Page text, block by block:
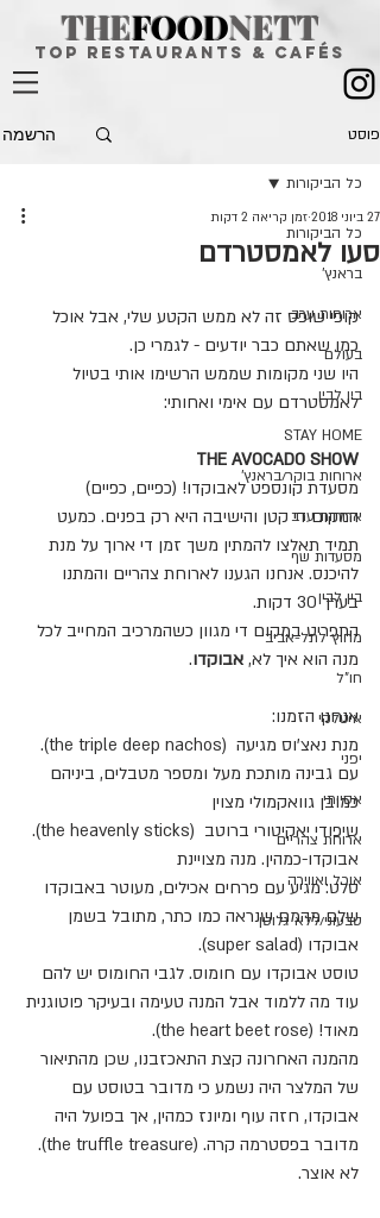
THEFOODNETT
top restaurants & CAFÉS
פוסט הרשמה
כל הביקורות
בראנץ'
ארוחות ערב
בעולם
בין לבין
STAY HOME
ארוחות בוקר/בראנץ'
ארוחות ערב
מסעדות שף
בין לבין
מחוץ לתל-אביב
חו"ל
איטלקי
יפני
אסייתי
ארוחת צהריים
אוכל ואווירה
טבעוני/ללא גלוטן
כל הביקורות
סעו לאמסטרדם
27 ביוני 2018 זמן קריאה 2 דקות
קופי שופס זה לא ממש הקטע שלי, אבל אוכל
כמו שאתם כבר יודעים - לגמרי כן.
היו שני מקומות שממש הרשימו אותי בטיול
לאמסטרדם עם אימי ואחותי:
THE AVOCADO SHOW
מסעדת קונספט לאבוקדו! (כפיים, כפיים)
המקום די קטן והישיבה היא רק בפנים. כמעט
תמיד תאלצו להמתין משך זמן די ארוך על מנת
להיכנס. אנחנו הגענו לארוחת צהריים והמתנו
בערך 30 דקות.
התפריט במקום די מגוון כשהמרכיב המחייב לכל
מנה הוא איך לא, אבוקדו.
אנחנו הזמנו:
עם גבינה מותכת מעל ומספר מטבלים, ביניהם
כמובן גוואקמולי מצוין
.(the heavenly sticks) שיפודי יאקיטורי ברוטב
אבוקדו-כמהין. מנה מצויינת
סלט: מגיע עם פרחים אכילים, מעוטר באבוקדו
שלם מהמם שנראה כמו כתר, מתובל בשמן
אבוקדו (super salad).
טוסט אבוקדו עם חומוס. לגבי החומוס יש להם
עוד מה ללמוד אבל המנה טעימה ובעיקר פוטוגנית
מאוד! (the heart beet rose).
מהמנה האחרונה קצת התאכזבנו, שכן מהתיאור
של המלצר היה נשמע כי מדובר בטוסט עם
אבוקדו, חזה עוף ומיונז כמהין, אך בפועל היה
מדובר בפסטרמה קרה. (the truffle treasure).
לא אוצר.